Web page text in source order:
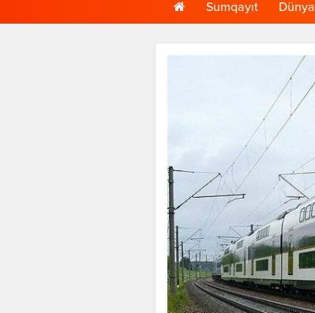
Ana
Səhifə
Sumqayıt Dünya